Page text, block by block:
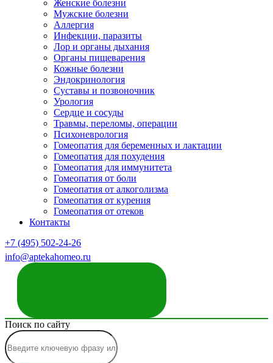
Женские болезни
Мужские болезни
Аллергия
Инфекции, паразиты
Лор и органы дыхания
Органы пищеварения
Кожные болезни
Эндокринология
Суставы и позвоночник
Урология
Сердце и сосуды
Травмы, переломы, операции
Психоневрология
Гомеопатия для беременных и лактации
Гомеопатия для похудения
Гомеопатия для иммунитета
Гомеопатия от боли
Гомеопатия от алкоголизма
Гомеопатия от курения
Гомеопатия от отеков
Контакты
+7 (495) 502-24-26
info@aptekahomeo.ru
Поиск по сайту